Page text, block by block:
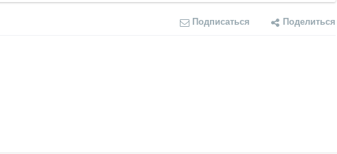
Подписаться Поделиться